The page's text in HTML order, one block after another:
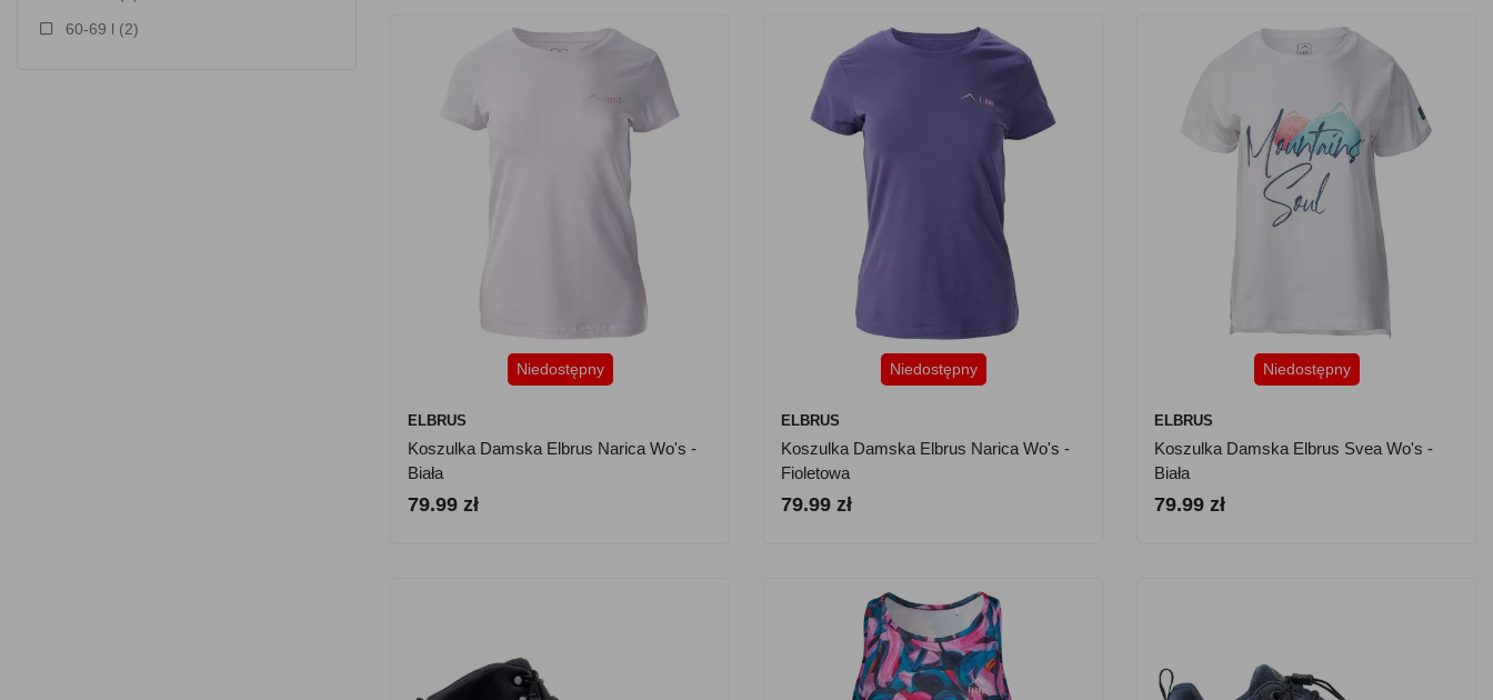
60-69 l (2)
Niedostępny
ELBRUS
Koszulka Damska Elbrus Narica Wo's -
Biała
79.99 zł
Niedostępny
ELBRUS
Koszulka Damska Elbrus Narica Wo's -
Fioletowa
79.99 zł
Niedostępny
ELBRUS
Koszulka Damska Elbrus Svea Wo's -
Biała
79.99 zł